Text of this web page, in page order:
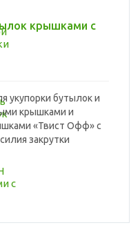
крышками с
укупорки бутылок и
крышками и
«Твист Офф» с
закрутки